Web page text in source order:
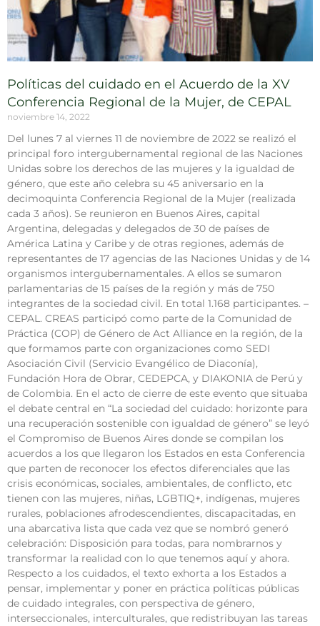
Políticas del cuidado en el Acuerdo de la XV
Conferencia Regional de la Mujer, de CEPAL
noviembre 14, 2022
Del lunes 7 al viernes 11 de noviembre de 2022 se realizó el
principal foro intergubernamental regional de las Naciones
Unidas sobre los derechos de las mujeres y la igualdad de
género, que este año celebra su 45 aniversario en la
decimoquinta Conferencia Regional de la Mujer (realizada
cada 3 años). Se reunieron en Buenos Aires, capital
Argentina, delegadas y delegados de 30 de países de
América Latina y Caribe y de otras regiones, además de
representantes de 17 agencias de las Naciones Unidas y de 14
organismos intergubernamentales. A ellos se sumaron
parlamentarias de 15 países de la región y más de 750
integrantes de la sociedad civil. En total 1.168 participantes. –
CEPAL. CREAS participó como parte de la Comunidad de
Práctica (COP) de Género de Act Alliance en la región, de la
que formamos parte con organizaciones como SEDI
Asociación Civil (Servicio Evangélico de Diaconía),
Fundación Hora de Obrar, CEDEPCA, y DIAKONIA de Perú y
de Colombia. En el acto de cierre de este evento que situaba
el debate central en “La sociedad del cuidado: horizonte para
una recuperación sostenible con igualdad de género” se leyó
el Compromiso de Buenos Aires donde se compilan los
acuerdos a los que llegaron los Estados en esta Conferencia
que parten de reconocer los efectos diferenciales que las
crisis económicas, sociales, ambientales, de conflicto, etc
tienen con las mujeres, niñas, LGBTIQ+, indígenas, mujeres
rurales, poblaciones afrodescendientes, discapacitadas, en
una abarcativa lista que cada vez que se nombró generó
celebración: Disposición para todas, para nombrarnos y
transformar la realidad con lo que tenemos aquí y ahora.
Respecto a los cuidados, el texto exhorta a los Estados a
pensar, implementar y poner en práctica políticas públicas
de cuidado integrales, con perspectiva de género,
interseccionales, interculturales, que redistribuyan las tareas